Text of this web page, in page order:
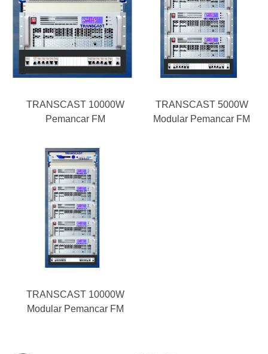
TRANSCAST 10000W
Pemancar FM
TRANSCAST 5000W
Modular Pemancar FM
TRANSCAST 10000W
Modular Pemancar FM